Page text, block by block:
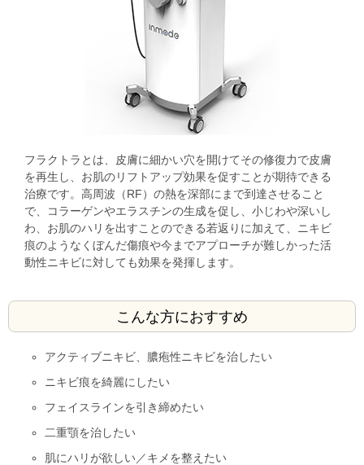
フラクトラとは、皮膚に細かい穴を開けてその修復力で皮膚
を再生し、お肌のリフトアップ効果を促すことが期待できる
治療です。高周波（RF）の熱を深部にまで到達させること
で、コラーゲンやエラスチンの生成を促し、小じわや深いし
わ、お肌のハリを出すことのできる若返りに加えて、ニキビ
痕のようなくぼんだ傷痕や今までアプローチが難しかった活
動性ニキビに対しても効果を発揮します。
こんな方におすすめ
アクティブニキビ、膿疱性ニキビを治したい
ニキビ痕を綺麗にしたい
フェイスラインを引き締めたい
二重顎を治したい
肌にハリが欲しい／キメを整えたい